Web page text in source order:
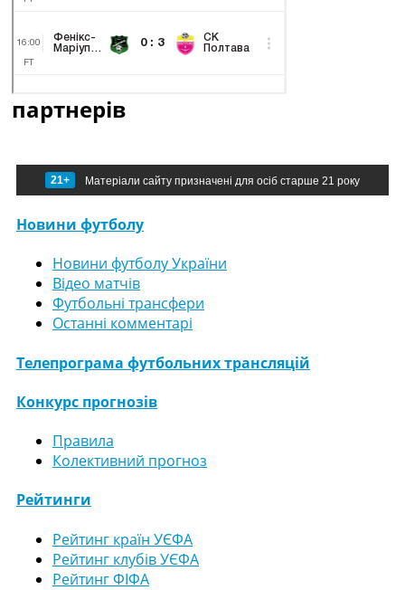
партнерів
21+ Матеріали сайту призначені для осіб старше 21 року
Новини футболу
Новини футболу України
Відео матчів
Футбольні трансфери
Останні комментарі
Телепрограма футбольних трансляцій
Конкурс прогнозів
Правила
Колективний прогноз
Рейтинги
Рейтинг країн УЄФА
Рейтинг клубів УЄФА
Рейтинг ФІФА